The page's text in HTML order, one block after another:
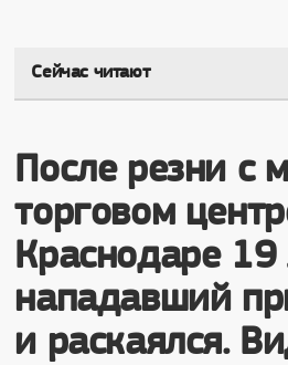
Сейчас читают
После резни с
торговом
Краснодаре 19
нападавший
и раскаялся.